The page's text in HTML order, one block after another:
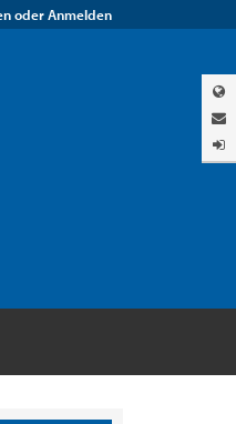
oder Anmelden